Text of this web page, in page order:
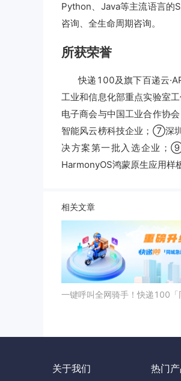
Python、Java等主流语言的
咨询、全生命周期咨询。
所获荣誉
快递100及旗下百递云
工业和信息化部重点实验室
电子商会与中国工业合作协
智能风云榜科技企业；⑦深
决方案第一批入选企业；
HarmonyOS鸿蒙原生应用样
相关文章
关于我们 热门